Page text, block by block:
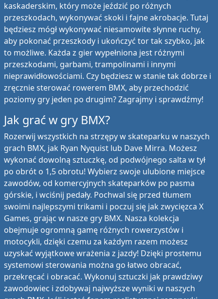
kaskaderskim, który może jeździć po różnych
przeszkodach, wykonywać skoki i fajne akrobacje. Tutaj
będziesz mógł wykonywać niesamowite słynne ruchy,
aby pokonać przeszkody i ukończyć tor tak szybko, jak
to możliwe. Każda z gier wypełniona jest różnymi
przeszkodami, garbami, trampolinami i innymi
nieprawidłowościami. Czy będziesz w stanie tak dobrze i
zręcznie sterować rowerem BMX, aby przechodzić
poziomy gry jeden po drugim? Zagrajmy i sprawdźmy!
Jak grać w gry BMX?
Rozerwij wszystkich na strzępy w skateparku w naszych
grach BMX, jak Ryan Nyquist lub Dave Mirra. Możesz
wykonać dowolną sztuczkę, od podwójnego salta w tył
po obrót o 1,5 obrotu! Wybierz swoje ulubione miejsce
zawodów, od komercyjnych skateparków po pasma
górskie, i wciśnij pedały. Pochwal się przed tłumem
swoimi najlepszymi trikami i poczuj się jak zwycięzca X
Games, grając w nasze gry BMX. Nasza kolekcja
obejmuje ogromną gamę różnych rowerzystów i
motocykli, dzięki czemu za każdym razem możesz
uzyskać wyjątkowe wrażenia z jazdy! Dzięki prostemu
systemowi sterowania można go łatwo obracać,
przekręcać i obracać. Wykonuj sztuczki jak prawdziwy
zawodowiec i zdobywaj najwyższe wyniki w naszych